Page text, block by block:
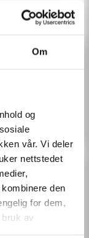
Om
og
vår. Vi deler
nettstedet
den
for dem,
av
/ Y8S